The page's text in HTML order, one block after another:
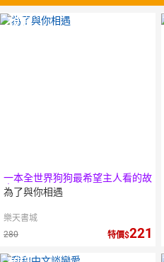
10倍
一本全世界狗狗最希望主人看的故
事
為了與你相遇
樂天書城
280
特價 221